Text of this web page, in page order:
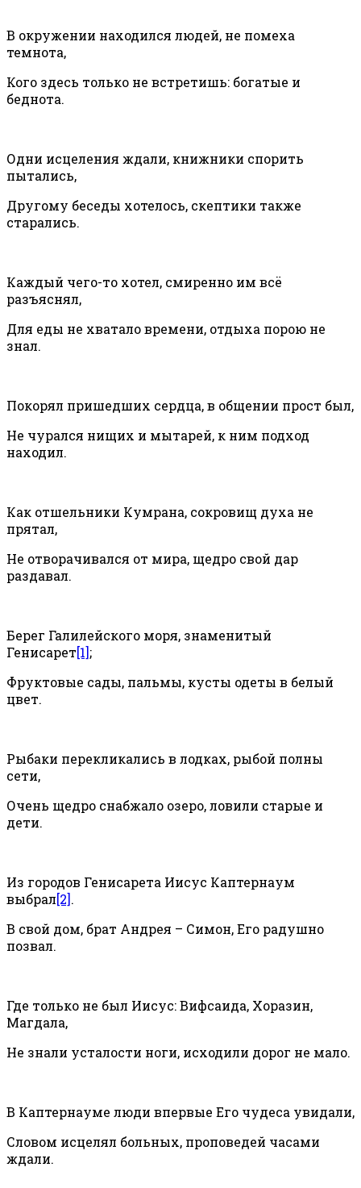
В окружении находился людей, не помеха
темнота,
Кого здесь только не встретишь: богатые и
беднота.
Одни исцеления ждали, книжники спорить
пытались,
Другому беседы хотелось, скептики также
старались.
Каждый чего-то хотел, смиренно им всё
разъяснял,
Для еды не хватало времени, отдыха порою не
знал.
Покорял пришедших сердца, в общении прост был,
Не чурался нищих и мытарей, к ним подход
находил.
Как отшельники Кумрана, сокровищ духа не
прятал,
Не отворачивался от мира, щедро свой дар
раздавал.
Берег Галилейского моря, знаменитый
Генисарет[1];
Фруктовые сады, пальмы, кусты одеты в белый
цвет.
Рыбаки перекликались в лодках, рыбой полны
сети,
Очень щедро снабжало озеро, ловили старые и
дети.
Из городов Генисарета Иисус Каптернаум
выбрал[2].
В свой дом, брат Андрея – Симон, Его радушно
позвал.
Где только не был Иисус: Вифсаида, Хоразин,
Магдала,
Не знали усталости ноги, исходили дорог не мало.
В Каптернауме люди впервые Его чудеса увидали,
Словом исцелял больных, проповедей часами
ждали.